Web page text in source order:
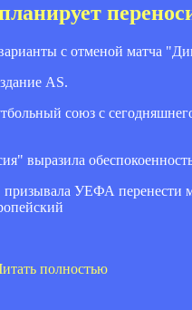
с отменой матча
AS.
союз с
выразила
призывала УЕФА перенести
полностью